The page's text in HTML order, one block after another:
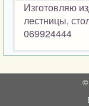
Изготовляю
лестницы,
069924444
©